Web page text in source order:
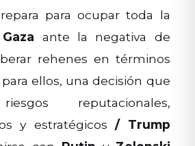
para ocupar toda la
ante la negativa de
rehenes en términos
ellos, una decisión que
reputacionales,
y estratégicos/
Trump